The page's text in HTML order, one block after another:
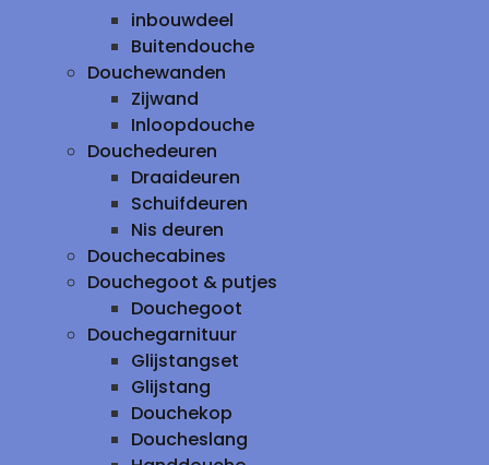
inbouwdeel
Buitendouche
Douchewanden
Zijwand
Inloopdouche
Douchedeuren
Draaideuren
Schuifdeuren
Nis deuren
Douchecabines
Douchegoot & putjes
Douchegoot
Douchegarnituur
Glijstangset
Glijstang
Douchekop
Doucheslang